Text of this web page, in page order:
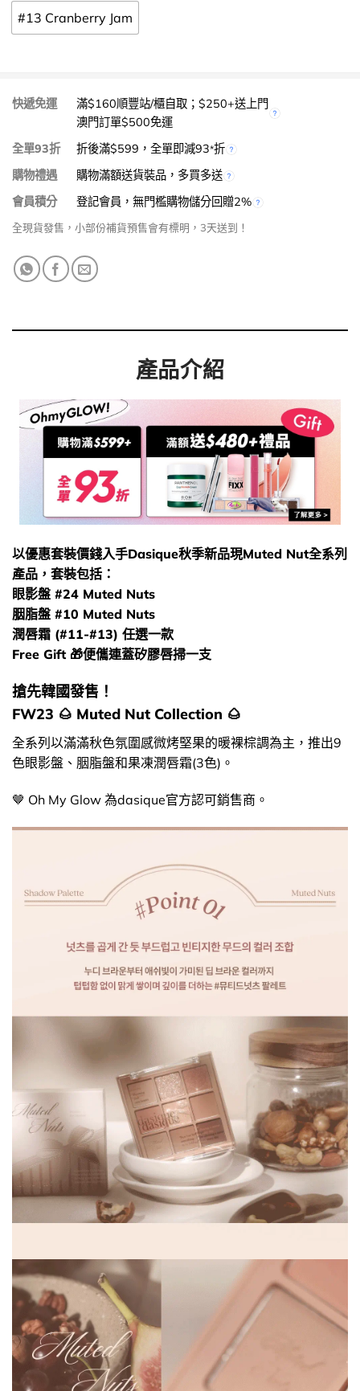
#13 Cranberry Jam
快遞免運
滿$160順豐站/櫃自取；$250+送上門
澳門訂單$500免運
全單93折
折後滿$599，全單即減93*折
購物禮遇
購物滿額送貨裝品，多買多送
會員積分
登記會員，無門檻購物儲分回贈2%
全現貨發售，小部份補貨預售會有標明，3天送到！
產品介紹
以優惠套裝價錢入手Dasique秋季新品現Muted Nut全系列
產品，套裝包括：
眼影盤 #24 Muted Nuts
胭脂盤 #10 Muted Nuts
潤唇霜 (#11-#13) 任選一款
Free Gift 🎁便儶連蓋矽膠唇掃一支
搶先韓國發售！
FW23 🌰 Muted Nut Collection 🌰
全系列以滿滿秋色氛圍感微烤堅果的暖裸棕調為主，推出9
色眼影盤、胭脂盤和果凍潤唇霜(3色)。
🤎 Oh My Glow 為dasique官方認可銷售商。